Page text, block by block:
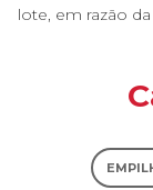
lote, em razão